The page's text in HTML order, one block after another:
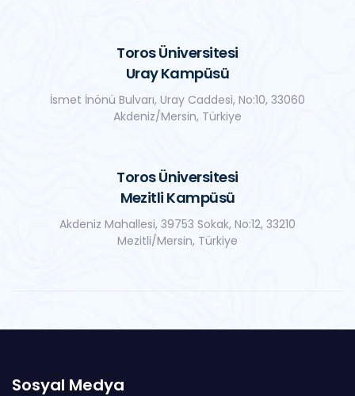
Toros Üniversitesi
Uray Kampüsü
İsmet İnönü Bulvarı, Uray Caddesi, No:10, 33060
Akdeniz/Mersin, Türkiye
Toros Üniversitesi
Mezitli Kampüsü
Akdeniz Mahallesi, 39753 Sokak, No:12, 33210
Mezitli/Mersin, Türkiye
Sosyal Medya